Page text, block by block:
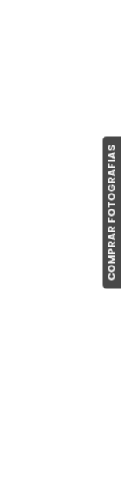
COMPRAR FOTOGRAFIAS